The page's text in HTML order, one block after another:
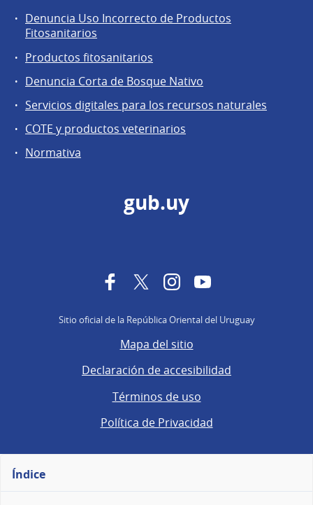
Denuncia Uso Incorrecto de Productos
Fitosanitarios
Productos fitosanitarios
Denuncia Corta de Bosque Nativo
Servicios digitales para los recursos naturales
COTE y productos veterinarios
Normativa
gub.uy
FacebookTwitterInstagramYouTube
Sitio oficial de la República Oriental del Uruguay
Mapa del sitio
Declaración de accesibilidad
Términos de uso
Política de Privacidad
Índice